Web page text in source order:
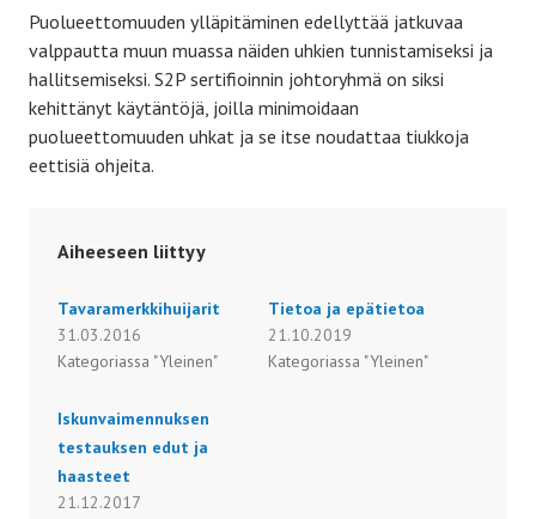
Puolueettomuuden ylläpitäminen edellyttää jatkuvaa
valppautta muun muassa näiden uhkien tunnistamiseksi ja
hallitsemiseksi. S2P sertifioinnin johtoryhmä on siksi
kehittänyt käytäntöjä, joilla minimoidaan
puolueettomuuden uhkat ja se itse noudattaa tiukkoja
eettisiä ohjeita.
Aiheeseen liittyy
Tavaramerkkihuijarit
31.03.2016
Kategoriassa "Yleinen"
Tietoa ja epätietoa
21.10.2019
Kategoriassa "Yleinen"
Iskunvaimennuksen
testauksen edut ja
haasteet
21.12.2017